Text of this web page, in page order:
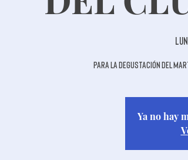
Para la degustación del
Ya no hay